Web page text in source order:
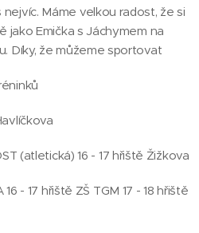
Máme velkou radost, že si
jako Emička s Jáchymem na
Díky, že můžeme sportovat
(atletická) 16 - 17 hřiště Žižkova
- 17 hřiště ZŠ TGM 17 - 18 hřiště